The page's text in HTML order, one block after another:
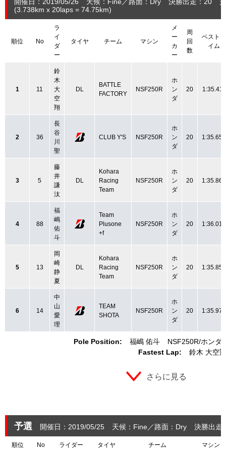
(3.738km x 20laps = 74.75km)
順位 No
ラ
イ
ダ
ー
タイヤ チーム マシン
メ
ー
カ
ー
周
回
数
ベストタ
イム
Pole Position: 福嶋 佑斗 NSF250R ホンダ
Fastest Lap:
鈴木 大空翔
1 11
鈴
木
大
空
翔
DL
BATTLE
FACTORY
NSF250R
ホ
ン
ダ
20 1:35.411
2 36
長
谷
川
聖
CLUB Y'S NSF250R
ホ
ン
ダ
20 1:35.659
3 5
藤
井
謙
汰
DL
Kohara
Racing
Team
NSF250R
ホ
ン
ダ
20 1:35.861
4 88
福
嶋
佑
斗
Team
Plusone
+f
NSF250R
ホ
ン
ダ
20 1:36.015
5 13
岡
崎
静
夏
DL
Kohara
Racing
Team
NSF250R
ホ
ン
ダ
20 1:35.851
6 14
中
山
愛
理
TEAM
SHOTA
NSF250R
ホ
ン
ダ
20 1:35.973
さらに見る
予選 開催日：2019/05/25 天候：Fine 路面：Dry 決勝出走
順位 No ライダー タイヤ チーム マシン